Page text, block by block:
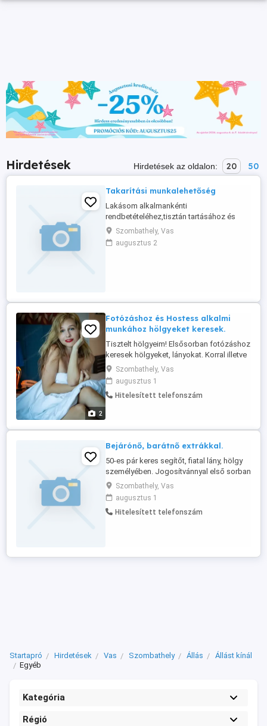
Hirdetések Hirdetések az oldalon: 20 50
Takarítási munkalehetőség
Lakásom alkalmankénti
rendbetételéhez,tisztán tartásához és
egyebekhez keresek
bejárónőt.Alalmanként max.4 - 6 óra
elfoglaltság.Átlag 2 hetente
jelentkezéshez rövid,fényképes
bemutatkozás ...
Szombathely, Vas
augusztus 2
2
Fotózáshoz és Hostess alkalmi
munkához hölgyeket keresek.
Tisztelt hölgyeim! Elsősorban fotózáshoz
keresek hölgyeket, lányokat. Korral illetve
alkattal kapcsolatba nem hozok
korlátokat, szeretettel várom mindenki
jelentkezését. Mindent megbeszélünk.
Hostess hölgyet is keresek, alkalmanként
Szombathely, Vas
augusztus 1
Hitelesített telefonszám
Bejárónő, barátnő extrákkal.
50-es pár keres segítőt, fiatal lány, hölgy
személyében. Jogosítvánnyal első sorban
bevásárlás kapcsolatba, illetve ha vállalja
főzésben segíteni, takarítani. Mindent
részletesen megbeszélünk. Barátnő
jellegű ismeretséget szeretnénk.
Szombathely, Vas
augusztus 1
Hitelesített telefonszám
Startapró Hirdetések Vas Szombathely Állás
Állást kínál
Egyéb
Kategória
Régió